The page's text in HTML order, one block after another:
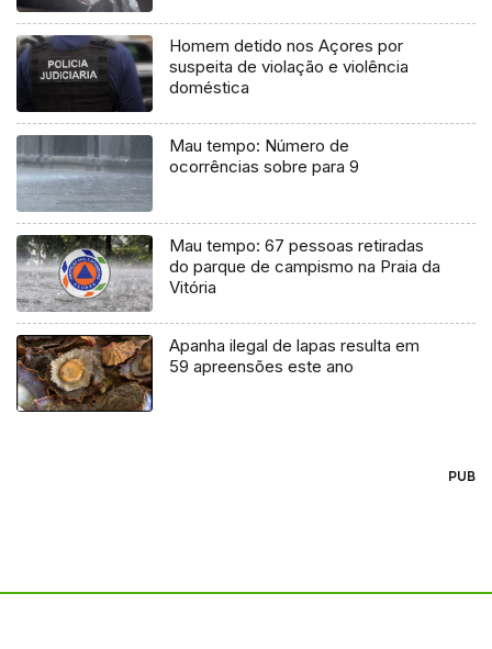
Homem detido nos Açores por
suspeita de violação e violência
doméstica
Mau tempo: Número de
ocorrências sobre para 9
Mau tempo: 67 pessoas retiradas
do parque de campismo na Praia da
Vitória
Apanha ilegal de lapas resulta em
59 apreensões este ano
PUB